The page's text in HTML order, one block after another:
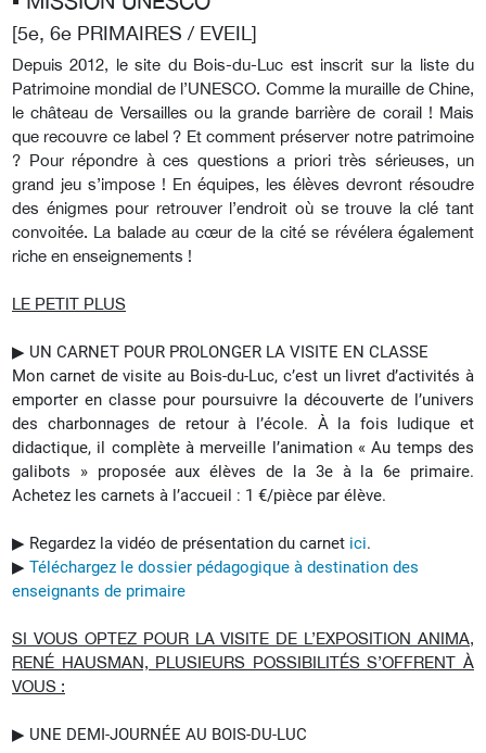
[5e, 6e PRIMAIRES / EVEIL]
Depuis 2012, le site du Bois-du-Luc est inscrit sur la liste du
Patrimoine mondial de l’UNESCO. Comme la muraille de Chine,
le château de Versailles ou la grande barrière de corail ! Mais
que recouvre ce label ? Et comment préserver notre patrimoine
? Pour répondre à ces questions a priori très sérieuses, un
grand jeu s’impose ! En équipes, les élèves devront résoudre
des énigmes pour retrouver l’endroit où se trouve la clé tant
convoitée. La balade au cœur de la cité se révélera également
riche en enseignements !
LE PETIT PLUS
▶︎ UN CARNET POUR PROLONGER LA VISITE EN CLASSE
Mon carnet de visite au Bois-du-Luc, c’est un livret d’activités à
emporter en classe pour poursuivre la découverte de l’univers
des charbonnages de retour à l’école. À la fois ludique et
didactique, il complète à merveille l’animation « Au temps des
galibots » proposée aux élèves de la 3e à la 6e primaire.
Achetez les carnets à l’accueil : 1 €/pièce par élève.
▶︎ Regardez la vidéo de présentation du carnet ici.
▶︎ Téléchargez le dossier pédagogique à destination des
enseignants de primaire
SI VOUS OPTEZ POUR LA VISITE DE L’EXPOSITION ANIMA,
RENÉ HAUSMAN, PLUSIEURS POSSIBILITÉS S’OFFRENT À
VOUS :
▶︎ UNE DEMI-JOURNÉE AU BOIS-DU-LUC